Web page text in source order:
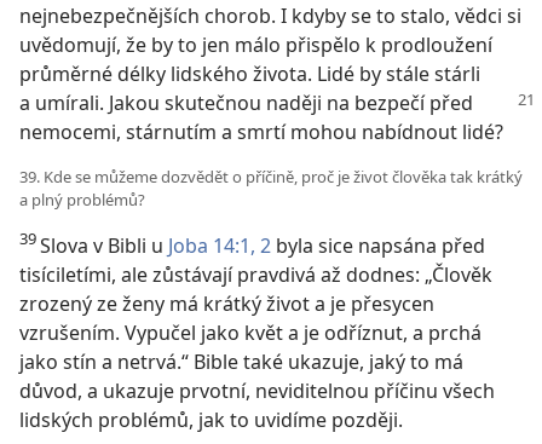
nejnebezpečnějších chorob. I kdyby se to stalo, vědci si
uvědomují, že by to jen málo přispělo k prodloužení
průměrné délky lidského života. Lidé by stále stárli
a umírali. Jakou skutečnou naději na bezpečí před
nemocemi, stárnutím a smrtí mohou nabídnout lidé?
39. Kde se můžeme dozvědět o příčině, proč je život člověka tak krátký
a plný problémů?
39Slova v Bibli u Joba 14:1, 2 byla sice napsána před
tisíciletími, ale zůstávají pravdivá až dodnes: „Člověk
zrozený ze ženy má krátký život a je přesycen
vzrušením. Vypučel jako květ a je odříznut, a prchá
jako stín a netrvá.“ Bible také ukazuje, jaký to má
důvod, a ukazuje prvotní, neviditelnou příčinu všech
lidských problémů, jak to uvidíme později.